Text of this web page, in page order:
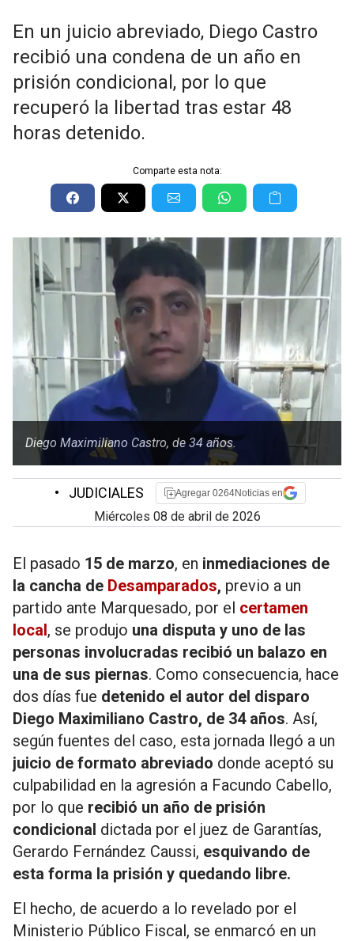
En un juicio abreviado, Diego Castro
recibió una condena de un año en
prisión condicional, por lo que
recuperó la libertad tras estar 48
horas detenido.
Comparte esta nota:
Diego Maximiliano Castro, de 34 años.
• JUDICIALES Agregar 0264Noticias en
miércoles 08 de abril de 2026
El pasado 15 de marzo, en inmediaciones de
la cancha de Desamparados, previo a un
partido ante Marquesado, por el certamen
local, se produjo una disputa y uno de las
personas involucradas recibió un balazo en
una de sus piernas. Como consecuencia, hace
dos días fue detenido el autor del disparo
Diego Maximiliano Castro, de 34 años. Así,
según fuentes del caso, esta jornada llegó a un
juicio de formato abreviado donde aceptó su
culpabilidad en la agresión a Facundo Cabello,
por lo que recibió un año de prisión
condicional dictada por el juez de Garantías,
Gerardo Fernández Caussi, esquivando de
esta forma la prisión y quedando libre.
El hecho, de acuerdo a lo revelado por el
Ministerio Público Fiscal, se enmarcó en un